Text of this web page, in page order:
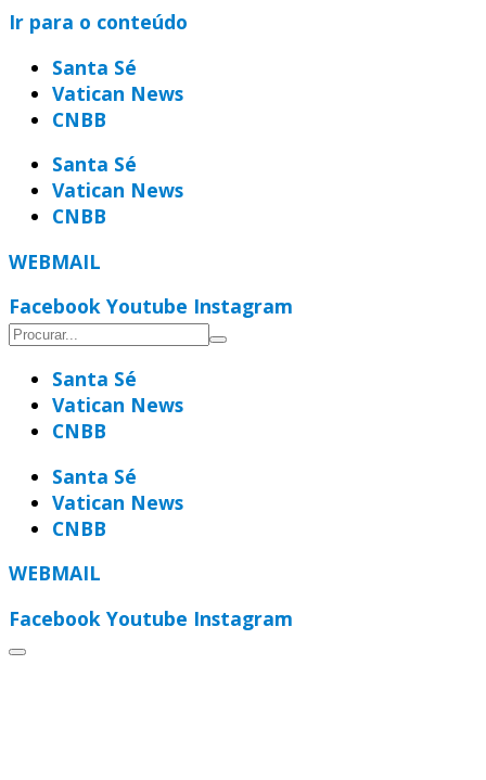
Ir para o conteúdo
Santa Sé
Vatican News
CNBB
Santa Sé
Vatican News
CNBB
WEBMAIL
Facebook Youtube Instagram
Santa Sé
Vatican News
CNBB
Santa Sé
Vatican News
CNBB
WEBMAIL
Facebook Youtube Instagram